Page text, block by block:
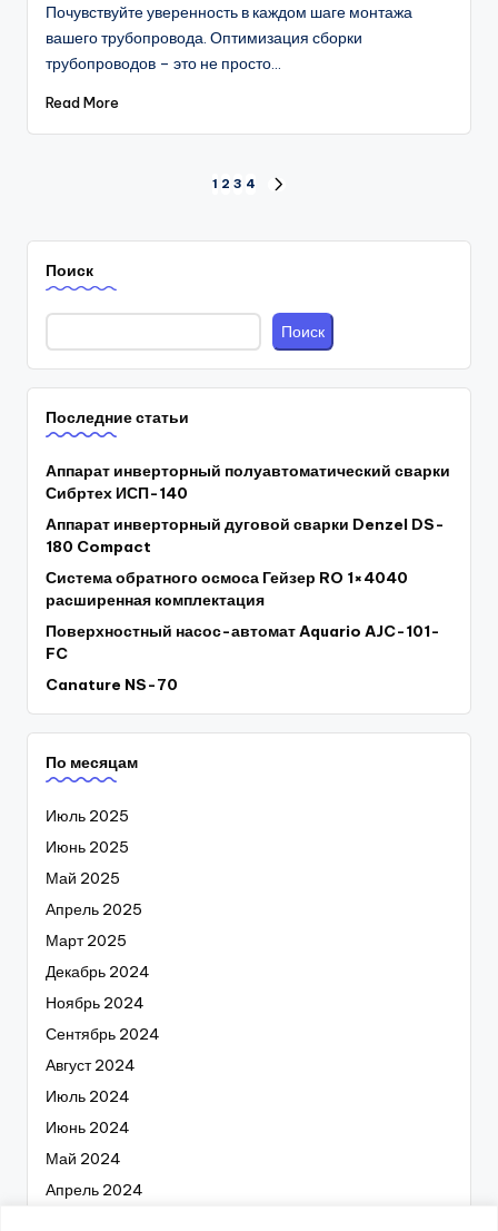
Почувствуйте уверенность в каждом шаге монтажа
вашего трубопровода. Оптимизация сборки
трубопроводов – это не просто…
Read More
записей
1 2 3 4
Поиск
Поиск
Последние статьи
Аппарат инверторный полуавтоматический сварки
Сибртех ИСП-140
Аппарат инверторный дуговой сварки Denzel DS-
180 Compact
Система обратного осмоса Гейзер RO 1×4040
расширенная комплектация
Поверхностный насос-автомат Aquario AJC-101-
FC
Canature NS-70
По месяцам
Июль 2025
Июнь 2025
Май 2025
Апрель 2025
Март 2025
Декабрь 2024
Ноябрь 2024
Сентябрь 2024
Август 2024
Июль 2024
Июнь 2024
Май 2024
Апрель 2024